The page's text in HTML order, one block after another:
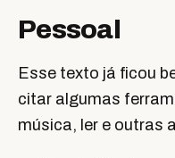
Pessoal
Esse texto já ficou
citar algumas
música, ler e outras